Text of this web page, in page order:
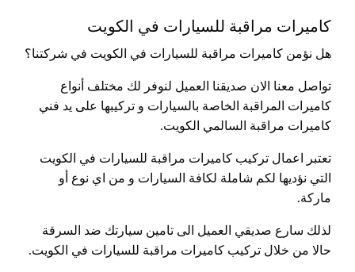
كاميرات مراقبة للسيارات في الكويت
هل نؤمن كاميرات مراقبة للسيارات في الكويت في شركتنا؟
تواصل معنا الان صديقنا العميل لنوفر لك مختلف أنواع
كاميرات المراقبة الخاصة بالسيارات و تركيبها على يد فني
كاميرات مراقبة السالمي الكويت.
تعتبر اعمال تركيب كاميرات مراقبة للسيارات في الكويت
التي نؤديها لكم شاملة لكافة السيارات و من اي نوع أو
ماركة.
لذلك سارع صديقي العميل الى تامين سيارتك ضد السرقة
حالا من خلال تركيب كاميرات مراقبة للسيارات في الكويت.